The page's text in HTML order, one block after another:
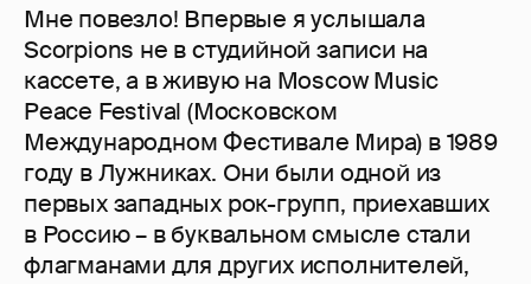
Мне повезло! Впервые я услышала
Scorpions не в студийной записи на
кассете, а в живую на Moscow Music
Peace Festival (Московском
Международном Фестивале Мира) в 1989
году в Лужниках. Они были одной из
первых западных рок-групп, приехавших
в Россию – в буквальном смысле стали
флагманами для других исполнителей,